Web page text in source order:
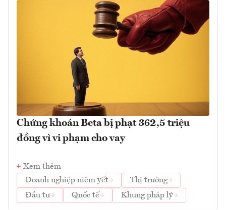
Chứng khoán Beta bị phạt 362,5 triệu
đồng vì vi phạm cho vay
Xem thêm
Doanh nghiệp niêm yết
Thị trường
Đầu tư
Quốc tế Khung pháp lý